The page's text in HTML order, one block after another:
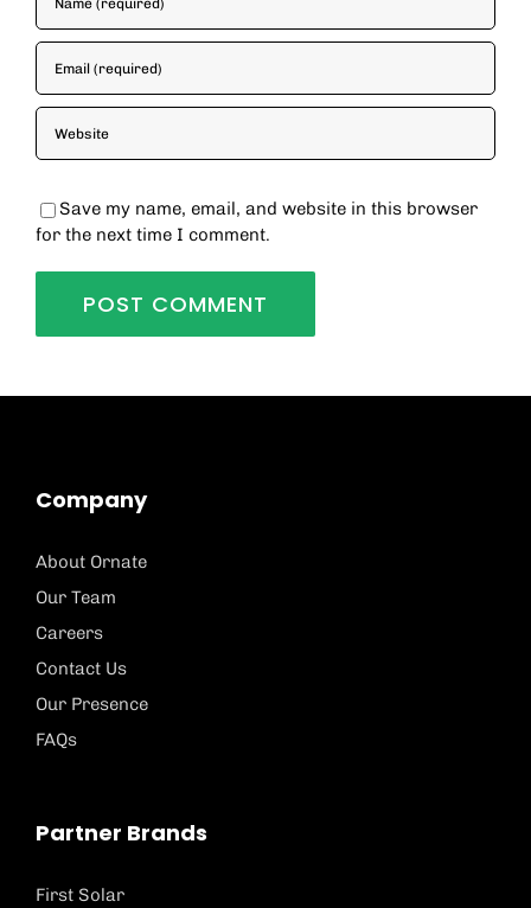
Save my name, email, and website in this browser
for the next time I comment.
Company
About Ornate
Our Team
Careers
Contact Us
Our Presence
FAQs
Partner Brands
First Solar